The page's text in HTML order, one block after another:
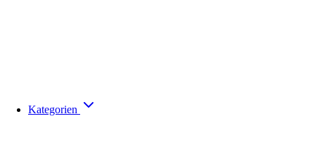
Kategorien